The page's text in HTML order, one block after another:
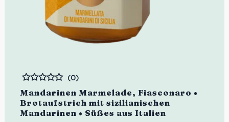
Mandarinen Marmelade, Fiasconaro •
Brotaufstrich mit sizilianischen
Mandarinen • Süßes aus Italien
Bewertet
(0)